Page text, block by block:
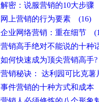
解密：说服营销的10大步
网上营销的行为要素 (16)
企业网络营销：重在细节
营销高手绝对不能说的十
如何快速成为顶尖营销高
营销秘诀： 达利园可比克
事件营销的十种方式和成